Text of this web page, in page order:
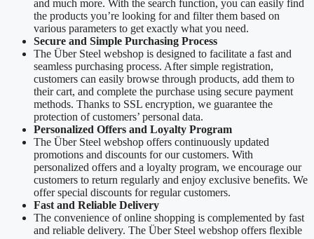
and much more. With the search function, you can easily find
the products you’re looking for and filter them based on
various parameters to get exactly what you need.
Secure and Simple Purchasing Process
The Über Steel webshop is designed to facilitate a fast and
seamless purchasing process. After simple registration,
customers can easily browse through products, add them to
their cart, and complete the purchase using secure payment
methods. Thanks to SSL encryption, we guarantee the
protection of customers’ personal data.
Personalized Offers and Loyalty Program
The Über Steel webshop offers continuously updated
promotions and discounts for our customers. With
personalized offers and a loyalty program, we encourage our
customers to return regularly and enjoy exclusive benefits. We
offer special discounts for regular customers.
Fast and Reliable Delivery
The convenience of online shopping is complemented by fast
and reliable delivery. The Über Steel webshop offers flexible